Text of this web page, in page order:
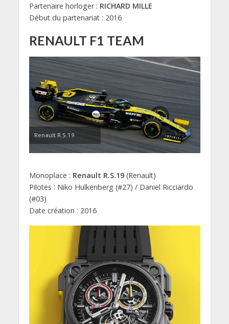
Partenaire horloger : RICHARD MILLE
Début du partenariat : 2016
RENAULT F1 TEAM
Renault R.S.19
Monoplace : Renault R.S.19(Renault)
Pilotes : Niko Hulkenberg (#27) / Daniel Ricciardo
(#03)
Date création : 2016